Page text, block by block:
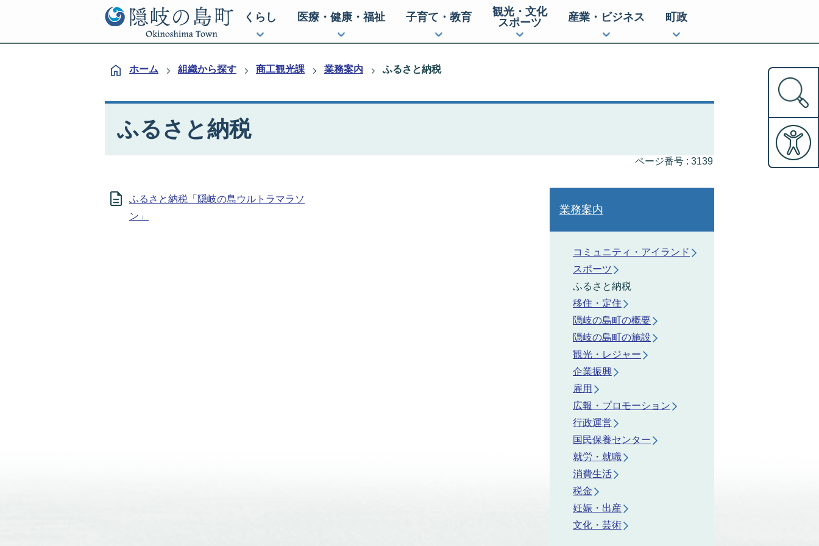
くらし 医療・健康・福祉 子育て・教育
観光・文化
スポーツ
産業・ビジネス 町政
ホーム 組織から探す 商工観光課 業務案内 ふるさと納税
ふるさと納税
ページ番号 : 3139
ふるさと納税「隠岐の島ウルトラマラソ
ン」
業務案内
コミュニティ・アイランド
スポーツ
ふるさと納税
移住・定住
隠岐の島町の概要
隠岐の島町の施設
観光・レジャー
企業振興
雇用
広報・プロモーション
行政運営
国民保養センター
就労・就職
消費生活
税金
妊娠・出産
文化・芸術